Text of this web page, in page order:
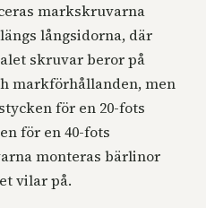
markskruvarna
långsidorna, där
skruvar beror på
markförhållanden, men
för en 20-fots
för en 40-fots
monteras bärlinor
vilar på.